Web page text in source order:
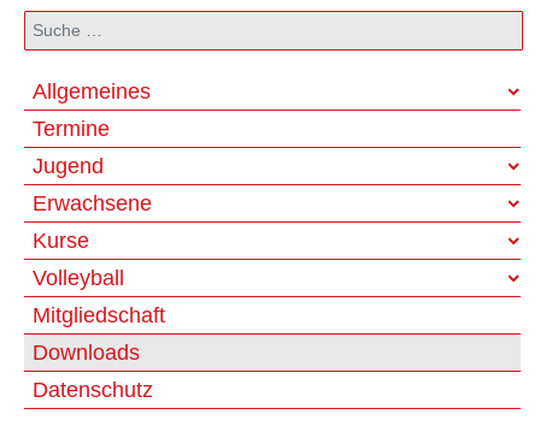
Suchen
Allgemeines
Termine
Jugend
Erwachsene
Kurse
Volleyball
Mitgliedschaft
Downloads
Datenschutz